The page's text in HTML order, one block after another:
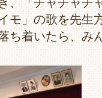
モ」の歌を先生
ち着いたら、み